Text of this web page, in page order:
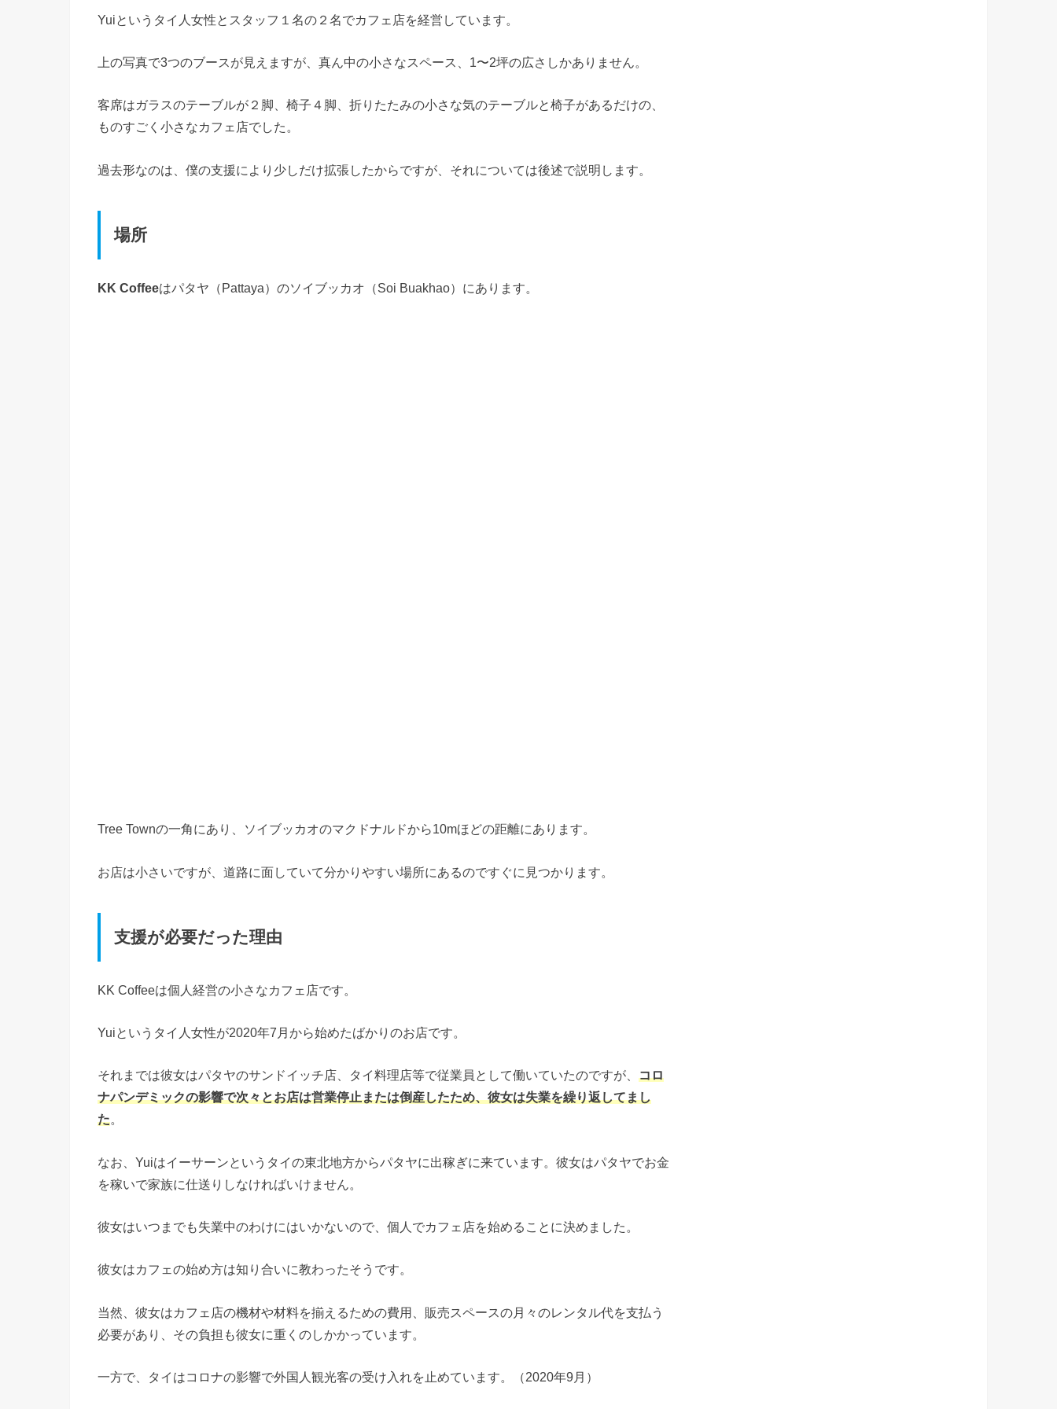
Yuiというタイ人女性とスタッフ１名の２名でカフェ店を経営しています。
上の写真で3つのブースが見えますが、真ん中の小さなスペース、1〜2坪の広さしかありません。
客席はガラスのテーブルが２脚、椅子４脚、折りたたみの小さな気のテーブルと椅子があるだけの、
ものすごく小さなカフェ店でした。
過去形なのは、僕の支援により少しだけ拡張したからですが、それについては後述で説明します。
場所
KK Coffeeはパタヤ（Pattaya）のソイブッカオ（Soi Buakhao）にあります。
Tree Townの一角にあり、ソイブッカオのマクドナルドから10mほどの距離にあります。
お店は小さいですが、道路に面していて分かりやすい場所にあるのですぐに見つかります。
支援が必要だった理由
KK Coffeeは個人経営の小さなカフェ店です。
Yuiというタイ人女性が2020年7月から始めたばかりのお店です。
それまでは彼女はパタヤのサンドイッチ店、タイ料理店等で従業員として働いていたのですが、 コロ
ナパンデミックの影響で次々とお店は営業停止または倒産したため、彼女は失業を繰り返してまし
た。
なお、Yuiはイーサーンというタイの東北地方からパタヤに出稼ぎに来ています。彼女はパタヤでお金
を稼いで家族に仕送りしなければいけません。
彼女はいつまでも失業中のわけにはいかないので、個人でカフェ店を始めることに決めました。
彼女はカフェの始め方は知り合いに教わったそうです。
当然、彼女はカフェ店の機材や材料を揃えるための費用、販売スペースの月々のレンタル代を支払う
必要があり、その負担も彼女に重くのしかかっています。
一方で、タイはコロナの影響で外国人観光客の受け入れを止めています。（2020年9月）